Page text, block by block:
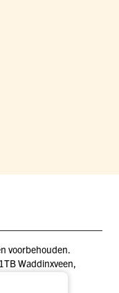
voorbehouden.
Waddinxveen,